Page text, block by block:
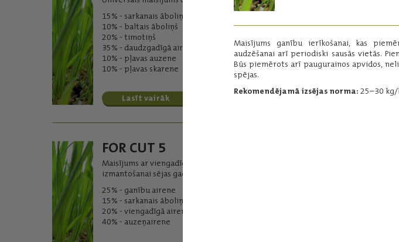
Maisījums ganību ierīkošanai, kas
audzēšanai arī periodiski sausās vietās.
Būs piemērots arī paugurainos apvidos,
spējas.
Rekomendējamā izsējas norma: 25–30
15% - sarkanais āboliņš
10% - baltais āboliņš
20% - timotiņš
35% - daudzgadīgā airene
10% - pļavas auzene
10% - pļavas skarene
Lasīt vairāk
15% - sarkanais
30% -
10% - sarkanā
Lasīt vairāk
FOR CUT 5
Maisījums ar viengadīgo aireni
izmantošanai sējas gadā.
25% - ganību airene
15% - sarkanais āboliņš
20% - viengadīgā airene
40% - auzeņairene